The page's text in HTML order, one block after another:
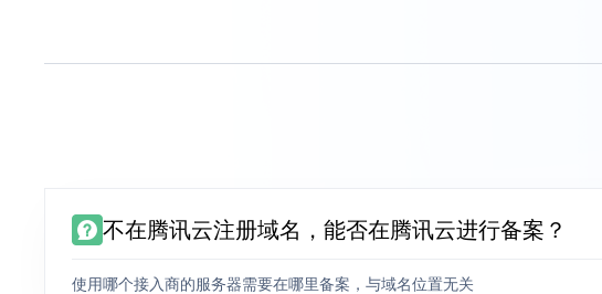
不在腾讯云注册域名，能否在腾讯云进行备案？
使用哪个接入商的服务器需要在哪里备案，与域名位置无关